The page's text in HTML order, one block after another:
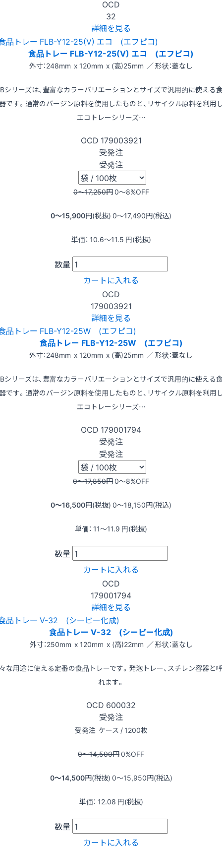
OCD
32
詳細を見る
食品トレー FLB-Y12-25(V) エコ (エフピコ)
外寸：248mm x 120mm x (高)25mm ／ 形状：蓋なし
シリーズは、豊富なカラーバリエーションとサイズで汎用的に使える
です。通常のバージン原料を使用したものと、リサイクル原料を利用
エコトレーシリーズ…
OCD 179003921
受発注
受発注
0〜17,250円0〜8%OFF
0〜15,900円(税抜) 0〜17,490円(税込)
単価： 10.6〜11.5 円(税抜)
数量
カートに入れる
OCD
179003921
詳細を見る
食品トレー FLB-Y12-25W (エフピコ)
外寸：248mm x 120mm x (高)25mm ／ 形状：蓋なし
シリーズは、豊富なカラーバリエーションとサイズで汎用的に使える
です。通常のバージン原料を使用したものと、リサイクル原料を利用
エコトレーシリーズ…
OCD 179001794
受発注
受発注
0〜17,850円0〜8%OFF
0〜16,500円(税抜) 0〜18,150円(税込)
単価： 11〜11.9 円(税抜)
数量
カートに入れる
OCD
179001794
詳細を見る
食品トレー V-32 (シーピー化成)
外寸：250mm x 120mm x (高)22mm ／ 形状：蓋なし
な用途に使える定番の食品トレーです。発泡トレー、スチレン容器と
れます。
OCD 600032
受発注
受発注 ケース / 1200枚
0〜14,500円0%OFF
0〜14,500円(税抜) 0〜15,950円(税込)
単価： 12.08 円(税抜)
数量
カートに入れる